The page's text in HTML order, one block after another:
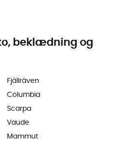
beklædning og
Fjällräven
Columbia
Scarpa
Vaude
Mammut